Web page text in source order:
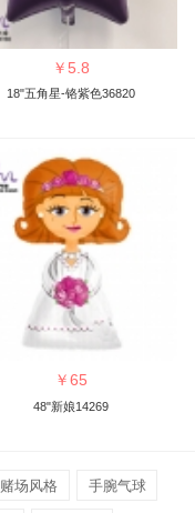
￥ 5.8
18"五角星-铬紫色36820
￥65
48"新娘14269
赌场风格 手腕气球